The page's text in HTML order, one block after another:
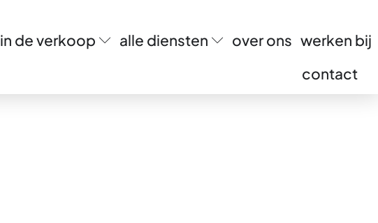
in de verkoop alle diensten over ons werken bij
contact